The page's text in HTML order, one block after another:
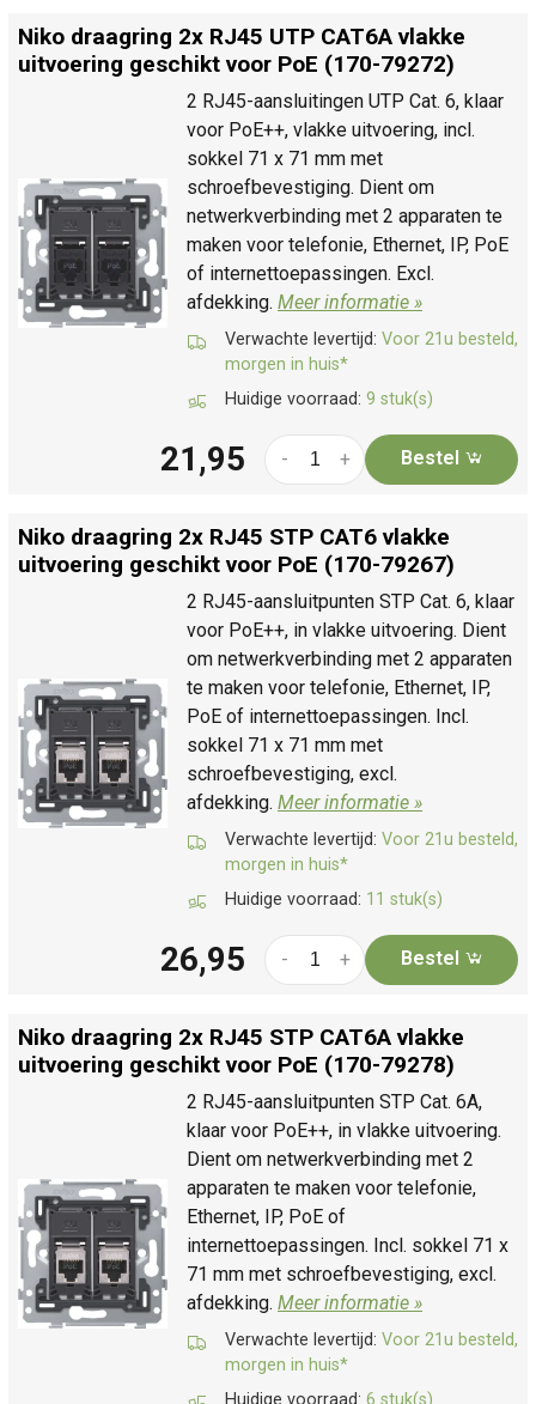
Niko draagring 2x RJ45 UTP CAT6A vlakke
uitvoering geschikt voor PoE (170-79272)
2 RJ45-aansluitingen UTP Cat. 6, klaar
voor PoE++, vlakke uitvoering, incl.
sokkel 71 x 71 mm met
schroefbevestiging. Dient om
netwerkverbinding met 2 apparaten te
maken voor telefonie, Ethernet, IP, PoE
of internettoepassingen. Excl.
afdekking. Meer informatie »
Verwachte levertijd: Voor 21u besteld,
morgen in huis*
Huidige voorraad: 9 stuk(s)
21,95 +
- Bestel
Niko draagring 2x RJ45 STP CAT6 vlakke
uitvoering geschikt voor PoE (170-79267)
2 RJ45-aansluitpunten STP Cat. 6, klaar
voor PoE++, in vlakke uitvoering. Dient
om netwerkverbinding met 2 apparaten
te maken voor telefonie, Ethernet, IP,
PoE of internettoepassingen. Incl.
sokkel 71 x 71 mm met
schroefbevestiging, excl.
afdekking. Meer informatie »
Verwachte levertijd: Voor 21u besteld,
morgen in huis*
Huidige voorraad: 11 stuk(s)
26,95 +
- Bestel
Niko draagring 2x RJ45 STP CAT6A vlakke
uitvoering geschikt voor PoE (170-79278)
2 RJ45-aansluitpunten STP Cat. 6A,
klaar voor PoE++, in vlakke uitvoering.
Dient om netwerkverbinding met 2
apparaten te maken voor telefonie,
Ethernet, IP, PoE of
internettoepassingen. Incl. sokkel 71 x
71 mm met schroefbevestiging, excl.
afdekking. Meer informatie »
Verwachte levertijd: Voor 21u besteld,
morgen in huis*
Huidige voorraad: 6 stuk(s)